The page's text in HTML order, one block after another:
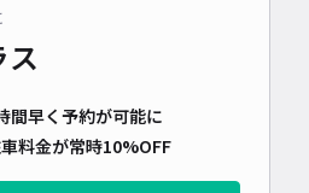
間早く予約が可能に
料金が常時10%OFF